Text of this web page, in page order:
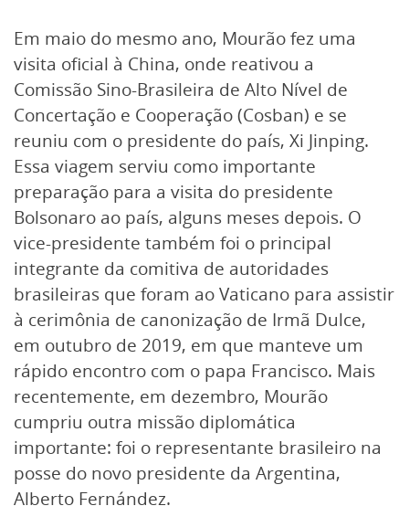
Em maio do mesmo ano, Mourão fez uma
visita oficial à China, onde reativou a
Comissão Sino-Brasileira de Alto Nível de
Concertação e Cooperação (Cosban) e se
reuniu com o presidente do país, Xi Jinping.
Essa viagem serviu como importante
preparação para a visita do presidente
Bolsonaro ao país, alguns meses depois. O
vice-presidente também foi o principal
integrante da comitiva de autoridades
brasileiras que foram ao Vaticano para assistir
à cerimônia de canonização de Irmã Dulce,
em outubro de 2019, em que manteve um
rápido encontro com o papa Francisco. Mais
recentemente, em dezembro, Mourão
cumpriu outra missão diplomática
importante: foi o representante brasileiro na
posse do novo presidente da Argentina,
Alberto Fernández.